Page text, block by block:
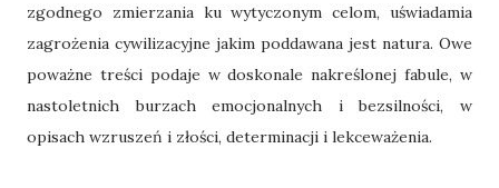
zgodnego zmierzania ku wytyczonym celom, uświadamia
zagrożenia cywilizacyjne jakim poddawana jest natura. Owe
poważne treści podaje w doskonale nakreślonej fabule, w
nastoletnich burzach emocjonalnych i bezsilności, w
opisach wzruszeń i złości, determinacji i lekceważenia.